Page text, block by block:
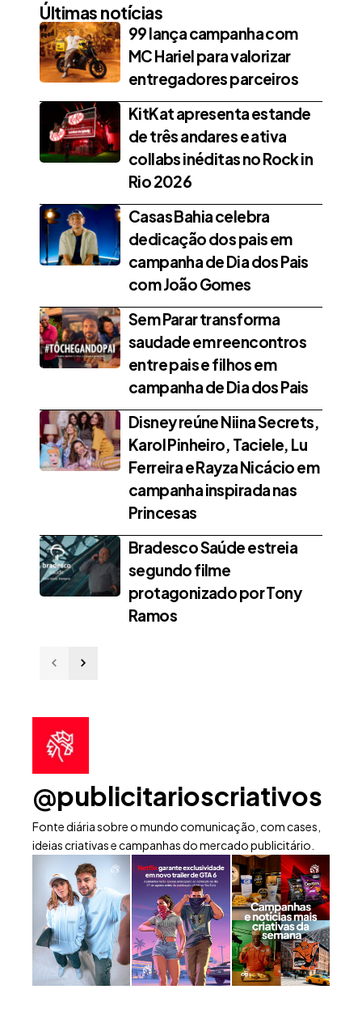
Últimas notícias
99 lança campanha com
MC Hariel para valorizar
entregadores parceiros
KitKat apresenta estande
de três andares e ativa
collabs inéditas no Rock in
Rio 2026
Casas Bahia celebra
dedicação dos pais em
campanha de Dia dos Pais
com João Gomes
Sem Parar transforma
saudade em reencontros
entre pais e filhos em
campanha de Dia dos Pais
Disney reúne Niina Secrets,
Karol Pinheiro, Taciele, Lu
Ferreira e Rayza Nicácio em
campanha inspirada nas
Princesas
Bradesco Saúde estreia
segundo filme
protagonizado por Tony
Ramos
@publicitarioscriativos
Fonte diária sobre o mundo comunicação, com cases,
ideias criativas e campanhas do mercado publicitário.